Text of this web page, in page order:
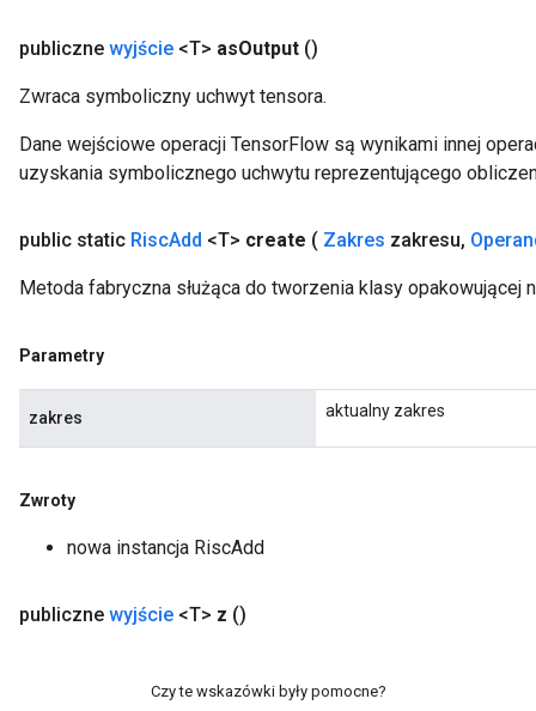
publiczne wyjście <T> asOutput ()
Zwraca symboliczny uchwyt tensora.
Dane wejściowe operacji TensorFlow są wynikami innej
uzyskania symbolicznego uchwytu reprezentującego
public static RiscAdd <T> create ( Zakres zakresu,
Metoda fabryczna służąca do tworzenia klasy opakowującej
Parametry
zakres aktualny zakres
Zwroty
nowa instancja RiscAdd
publiczne wyjście <T> z ()
Czy te wskazówki były pomocne?